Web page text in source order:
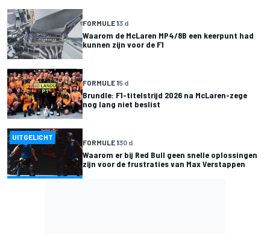
FORMULE 13 d
Waarom de McLaren MP4/8B een keerpunt had
kunnen zijn voor de F1
FORMULE 15 d
Brundle: F1-titelstrijd 2026 na McLaren-zege
nog lang niet beslist
UITGELICHT
FORMULE 130 d
Waarom er bij Red Bull geen snelle oplossingen
zijn voor de frustraties van Max Verstappen